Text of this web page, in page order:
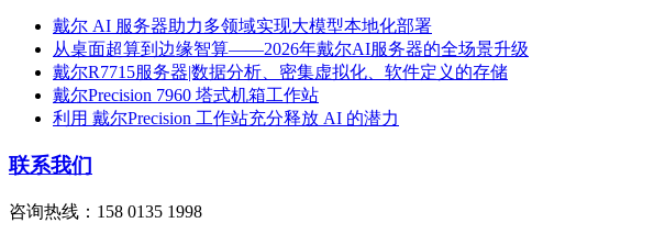
戴尔 AI 服务器助力多领域实现大模型本地化部署
从桌面超算到边缘智算——2026年戴尔AI服务器的全场景升级
戴尔R7715服务器|数据分析、密集虚拟化、软件定义的存储
戴尔Precision 7960 塔式机箱工作站
利用 戴尔Precision 工作站充分释放 AI 的潜力
联系我们
咨询热线：158 0135 1998